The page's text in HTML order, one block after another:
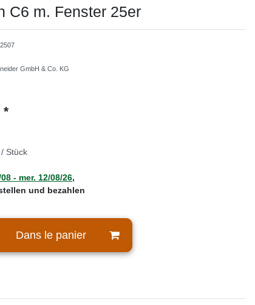
C6 m. Fenster 25er
GmbH & Co. KG
*
Stück
- mer. 12/08/26,
und bezahlen
Dans le panier